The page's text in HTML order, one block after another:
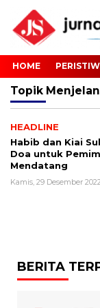
HOME
Topik
HEADLINE
Habib dan Kiai
Doa untuk
Mendatang
Kamis, 29 Desember
BERITA